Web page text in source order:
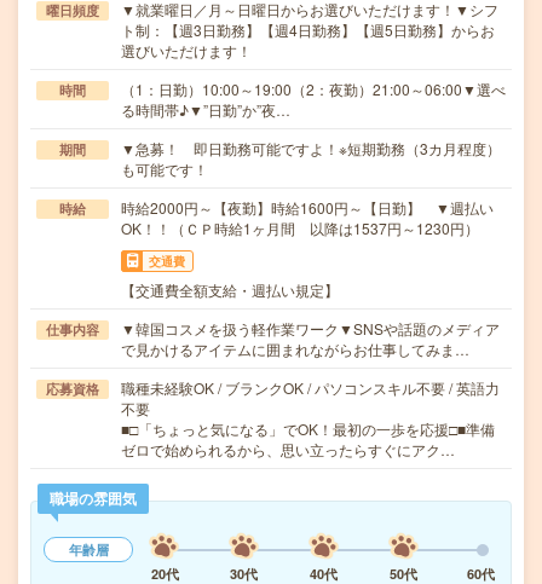
曜日頻度
▼就業曜日／月～日曜日からお選びいただけます！▼シフ
ト制：【週3日勤務】【週4日勤務】【週5日勤務】からお
選びいただけます！
時間
（1：日勤）10:00～19:00（2：夜勤）21:00～06:00▼選べ
る時間帯♪▼”日勤”か”夜…
期間
▼急募！ 即日勤務可能ですよ！※短期勤務（3カ月程度）
も可能です！
時給
時給2000円～【夜勤】時給1600円～【日勤】 ▼週払い
OK！！（ＣＰ時給1ヶ月間 以降は1537円～1230円）
交通費
【交通費全額支給・週払い規定】
仕事内容
▼韓国コスメを扱う軽作業ワーク▼SNSや話題のメディア
で見かけるアイテムに囲まれながらお仕事してみま…
応募資格
職種未経験OK / ブランクOK / パソコンスキル不要 / 英語力
不要
■□「ちょっと気になる」でOK！最初の一歩を応援□■準備
ゼロで始められるから、思い立ったらすぐにアク…
職場の雰囲気
年齢層
20代
30代 40代 50代
60代